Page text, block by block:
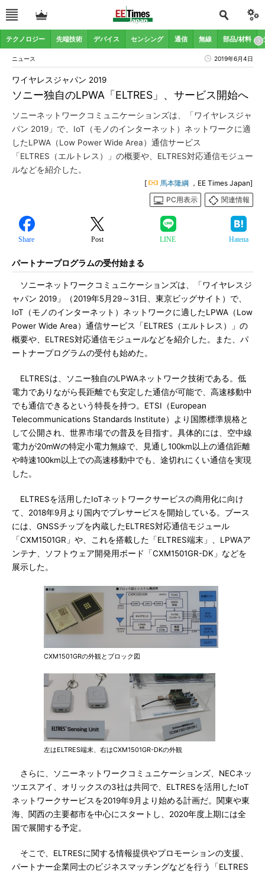
テクノロジー 先端技術 デバイス センシング 通信 無線 部品/材料
ニュース 2019年6月4日
ソニー独自のLPWA「ELTRES」、サービス開始へ
ワイヤレスジャパン 2019
ソニーネットワークコミュニケーションズは、「ワイヤレスジャ
パン 2019」で、IoT（モノのインターネット）ネットワークに適
したLPWA（Low Power Wide Area）通信サービス
「ELTRES（エルトレス）」の概要や、ELTRES対応通信モジュー
ルなどを紹介した。
[ 馬本隆綱 ，EE Times Japan]
PC用表示
関連情報
Share Post LINE Hatena
パートナープログラムの受付始まる
ソニーネットワークコミュニケーションズは、「ワイヤレスジ
ャパン 2019」（2019年5月29～31日、東京ビッグサイト）で、
IoT（モノのインターネット）ネットワークに適したLPWA（Low
Power Wide Area）通信サービス「ELTRES（エルトレス）」の
概要や、ELTRES対応通信モジュールなどを紹介した。また、パ
ートナープログラムの受付も始めた。
ELTRESは、ソニー独自のLPWAネットワーク技術である。低
電力でありながら長距離でも安定した通信が可能で、高速移動中
でも通信できるという特長を持つ。ETSI（European
Telecommunications Standards Institute）より国際標準規格と
して公開され、世界市場での普及を目指す。具体的には、空中線
電力が20mWの特定小電力無線で、見通し100km以上の通信距離
や時速100km以上での高速移動中でも、途切れにくい通信を実現
した。
ELTRESを活用したIoTネットワークサービスの商用化に向け
て、2018年9月より国内でプレサービスを開始している。ブース
には、GNSSチップを内蔵したELTRES対応通信モジュール
「CXM1501GR」や、これを搭載した「ELTRES端末」、LPWAア
ンテナ、ソフトウェア開発用ボード「CXM1501GR-DK」などを
展示した。
CXM1501GRの外観とブロック図
左はELTRES端末、右はCXM1501GR-DKの外観
さらに、ソニーネットワークコミュニケーションズ、NECネッ
ツエスアイ、オリックスの3社は共同で、ELTRESを活用したIoT
ネットワークサービスを2019年9月より始める計画だ。関東や東
海、関西の主要都市を中心にスタートし、2020年度上期には全
国で展開する予定。
そこで、ELTRESに関する情報提供やプロモーションの支援、
パートナー企業同士のビジネスマッチングなどを行う「ELTRES